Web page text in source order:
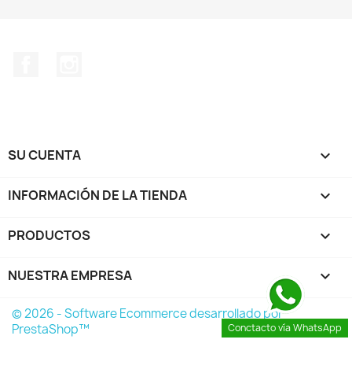
SU CUENTA 
INFORMACIÓN DE LA TIENDA keyboard_arrow_down
PRODUCTOS 
NUESTRA EMPRESA 
© 2026 - Software Ecommerce desarrollado por
PrestaShop™
Conctacto vía WhatsApp